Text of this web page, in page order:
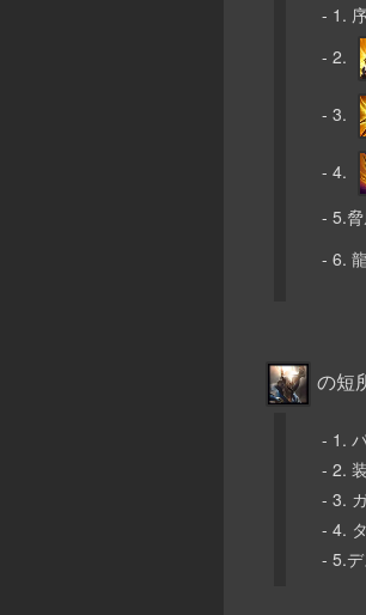
- 1.
- 2.
- 3.
- 4.
- 5.
- 6.
の短
- 1.
- 2.
- 3.
- 4.
- 5.